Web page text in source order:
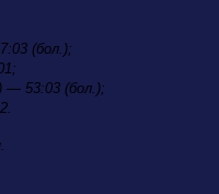
(бол.);
— 53:03 (бол.);